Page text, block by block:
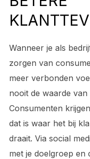
Wanneer je als
zorgen van
meer verbonden
nooit de waarde
Consumenten
dat is waar het bij
draait. Via social
met je doelgroep en